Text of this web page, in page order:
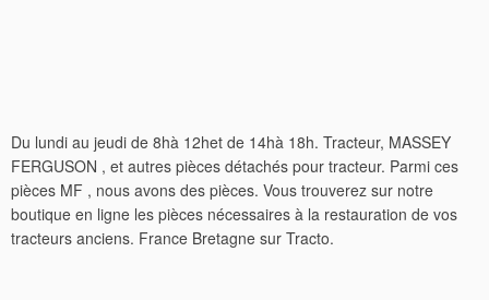
Du lundi au jeudi de 8hà 12het de 14hà 18h. Tracteur, MASSEY
FERGUSON , et autres pièces détachés pour tracteur. Parmi ces
pièces MF , nous avons des pièces. Vous trouverez sur notre
boutique en ligne les pièces nécessaires à la restauration de vos
tracteurs anciens. France Bretagne sur Tracto.